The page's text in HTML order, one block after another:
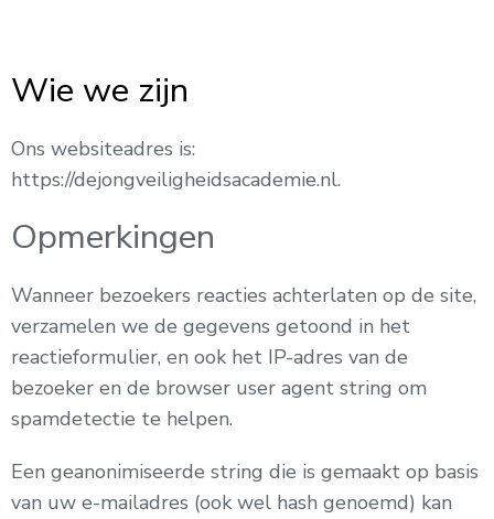
Wie we zijn
Ons websiteadres is:
https://dejongveiligheidsacademie.nl.
Opmerkingen
Wanneer bezoekers reacties achterlaten op de site,
verzamelen we de gegevens getoond in het
reactieformulier, en ook het IP-adres van de
bezoeker en de browser user agent string om
spamdetectie te helpen.
Een geanonimiseerde string die is gemaakt op basis
van uw e-mailadres (ook wel hash genoemd) kan